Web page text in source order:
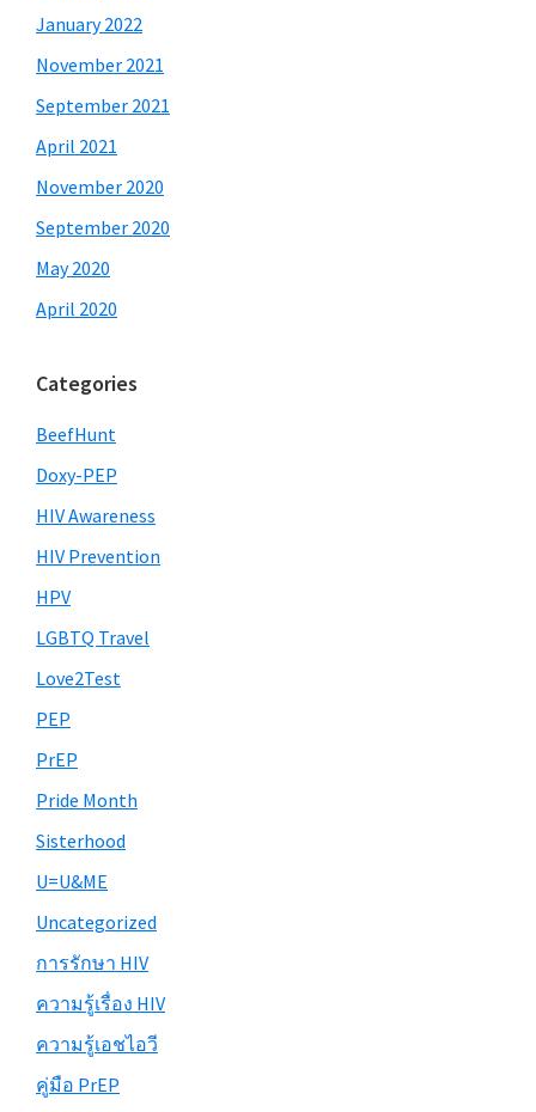
January 2022
November 2021
September 2021
April 2021
November 2020
September 2020
May 2020
April 2020
Categories
BeefHunt
Doxy-PEP
HIV Awareness
HIV Prevention
HPV
LGBTQ Travel
Love2Test
PEP
PrEP
Pride Month
Sisterhood
U=U&ME
Uncategorized
การรักษา HIV
ความรู้เรื่อง HIV
ความรู้เอชไอวี
คู่มือ PrEP